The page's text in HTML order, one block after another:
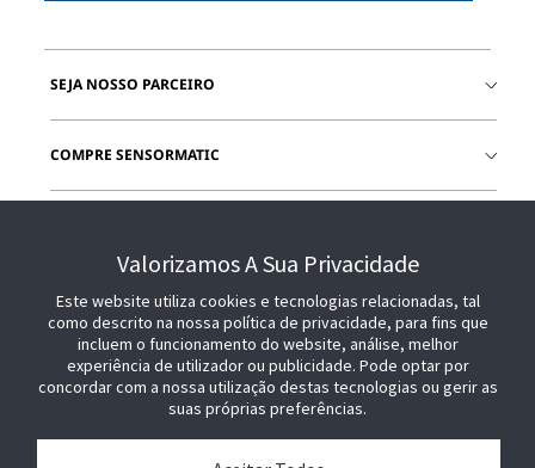
SEJA NOSSO PARCEIRO
COMPRE SENSORMATIC
Valorizamos A Sua Privacidade
Este website utiliza cookies e tecnologias relacionadas, tal
como descrito na nossa política de privacidade, para fins que
incluem o funcionamento do website, análise, melhor
experiência de utilizador ou publicidade. Pode optar por
concordar com a nossa utilização destas tecnologias ou gerir as
suas próprias preferências.